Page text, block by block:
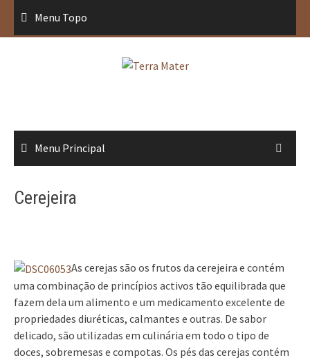
conteúdo
Menu Topo
Menu Principal
Cerejeira
As cerejas são os frutos da cerejeira e contém
uma combinação de princípios activos tão equilibrada que
fazem dela um alimento e um medicamento excelente de
propriedades diuréticas, calmantes e outras. De sabor
delicado, são utilizadas em culinária em todo o tipo de
doces, sobremesas e compotas. Os pés das cerejas contém